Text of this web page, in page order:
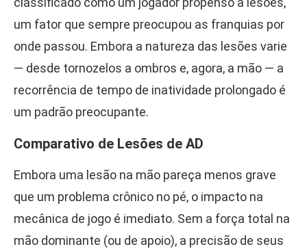
um fator que sempre preocupou as franquias por
onde passou. Embora a natureza das lesões varie
— desde tornozelos a ombros e, agora, a mão — a
recorrência de tempo de inatividade prolongado é
um padrão preocupante.
Comparativo de Lesões de AD
Embora uma lesão na mão pareça menos grave
que um problema crônico no pé, o impacto na
mecânica de jogo é imediato. Sem a força total na
mão dominante (ou de apoio), a precisão de seus